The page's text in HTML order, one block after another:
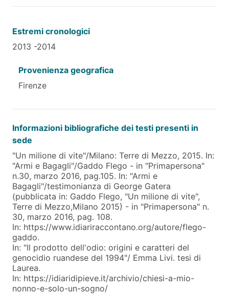
Estremi cronologici
2013 -2014
Provenienza geografica
Firenze
Informazioni bibliografiche dei testi presenti in
sede
"Un milione di vite"/Milano: Terre di Mezzo, 2015. In:
"Armi e Bagagli"/Gaddo Flego - in "Primapersona"
n.30, marzo 2016, pag.105. In: "Armi e
Bagagli"/testimonianza di George Gatera
(pubblicata in: Gaddo Flego, "Un milione di vite",
Terre di Mezzo,Milano 2015) - in "Primapersona" n.
30, marzo 2016, pag. 108.
In: https://www.idiariraccontano.org/autore/flego-
gaddo.
In: "Il prodotto dell'odio: origini e caratteri del
genocidio ruandese del 1994"/ Emma Livi. tesi di
Laurea.
In: https://idiaridipieve.it/archivio/chiesi-a-mio-
nonno-e-solo-un-sogno/